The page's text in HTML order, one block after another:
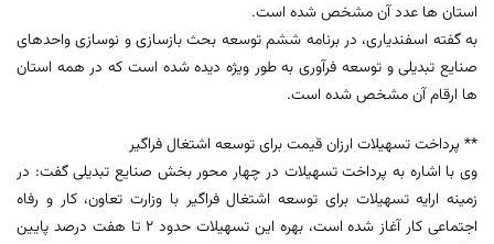
استان ها عدد آن مشخص شده است.
به گفته اسفندیاری، در برنامه ششم توسعه بحث بازسازی و نوسازی واحدهای
صنایع تبدیلی و توسعه فرآوری به طور ویژه دیده شده است که در همه استان
ها ارقام آن مشخص شده است.
** پرداخت تسهیلات ارزان قیمت برای توسعه اشتغال فراگیر
وی با اشاره به پرداخت تسهیلات در چهار محور بخش صنایع تبدیلی گفت: در
زمینه ارایه تسهیلات برای توسعه اشتغال فراگیر با وزارت تعاون، کار و رفاه
اجتماعی کار آغاز شده است، بهره این تسهیلات حدود 2 تا هفت درصد پایین